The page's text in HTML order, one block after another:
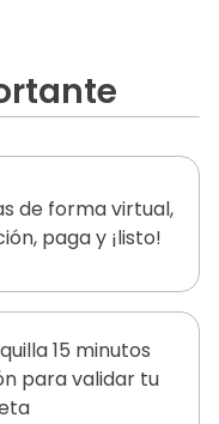
de forma virtual,
paga y ¡listo!
15 minutos
para validar tu